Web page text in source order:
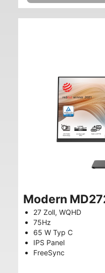
Modern
27 Zoll, WQHD
75Hz
65 W Typ C
IPS Panel
FreeSync